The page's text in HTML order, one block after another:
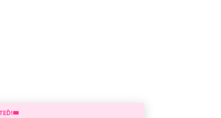
TEĎ!🎟️